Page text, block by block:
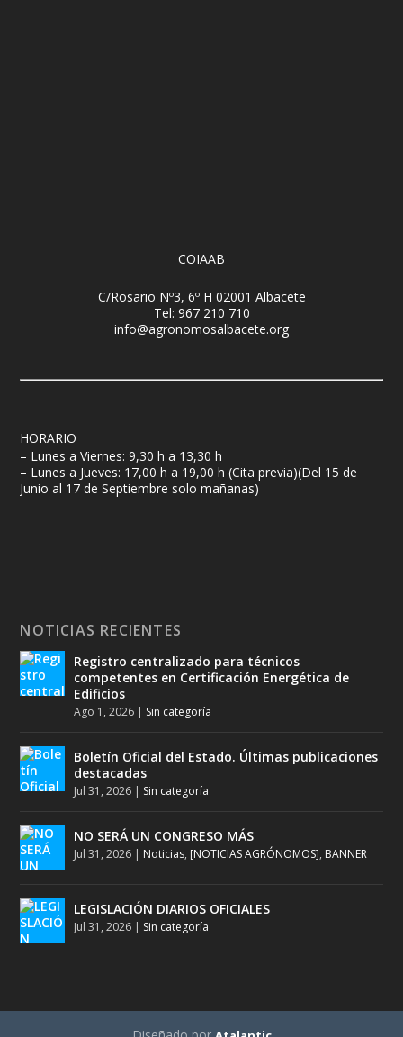
COIAAB
C/Rosario Nº3, 6º H 02001 Albacete
Tel: 967 210 710
info@agronomosalbacete.org
HORARIO
– Lunes a Viernes: 9,30 h a 13,30 h
– Lunes a Jueves: 17,00 h a 19,00 h (Cita previa)(Del 15 de
Junio al 17 de Septiembre solo mañanas)
NOTICIAS RECIENTES
Registro centralizado para técnicos
competentes en Certificación Energética de
Edificios
Ago 1, 2026 | Sin categoría
Boletín Oficial del Estado. Últimas publicaciones
destacadas
Jul 31, 2026 | Sin categoría
NO SERÁ UN CONGRESO MÁS
Jul 31, 2026 | Noticias, [NOTICIAS AGRÓNOMOS], BANNER
LEGISLACIÓN DIARIOS OFICIALES
Jul 31, 2026 | Sin categoría